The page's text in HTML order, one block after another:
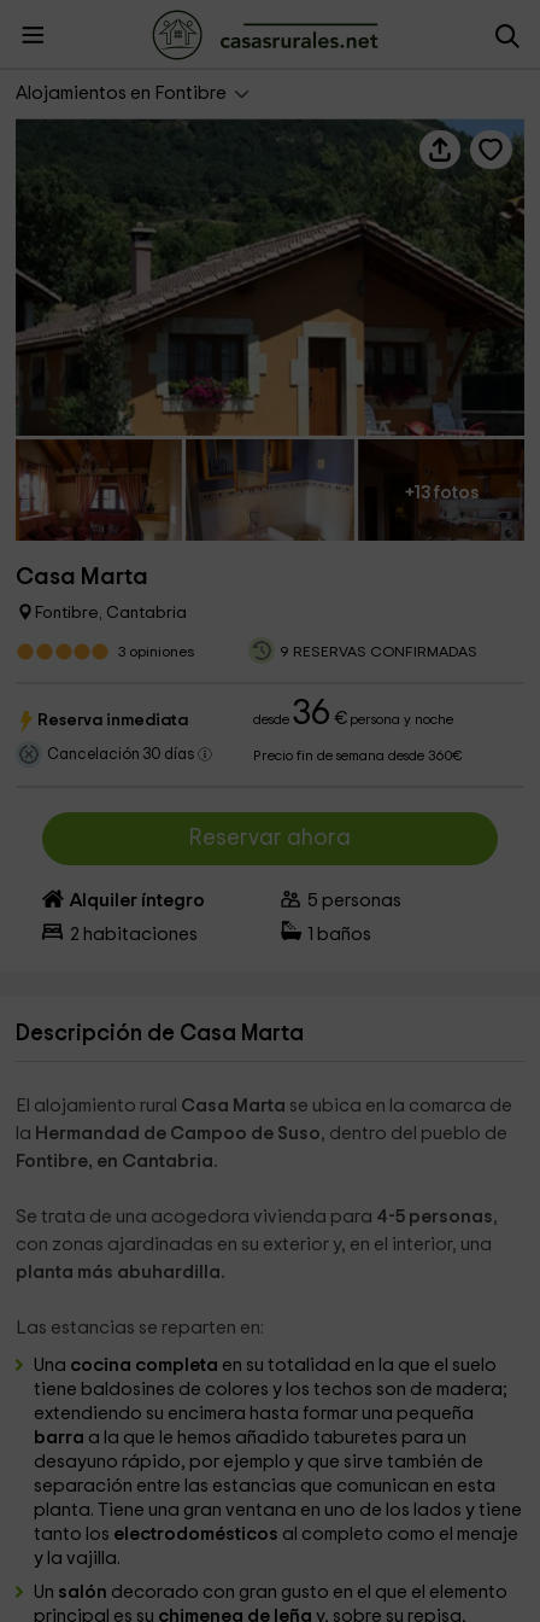
Alojamientos en Fontibre
+13 fotos
Casa Marta
Fontibre, Cantabria
3 opiniones 9 RESERVAS CONFIRMADAS
Reserva inmediata desde36 €persona y noche
Cancelación 30 días Precio fin de semana desde 360€
Reservar ahora
Alquiler íntegro 5 personas
2 habitaciones baños
Descripción de Casa Marta
El alojamiento rural Casa Marta se ubica en la comarca de
la Hermandad de Campoo de Suso, dentro del pueblo de
Fontibre, en Cantabria.
Se trata de una acogedora vivienda para 4-5 personas,
con zonas ajardinadas en su exterior y, en el interior, una
planta más abuhardilla.
Las estancias se reparten en:
Una cocina completa en su totalidad en la que el suelo
tiene baldosines de colores y los techos son de madera;
extendiendo su encimera hasta formar una pequeña
barra a la que le hemos añadido taburetes para un
desayuno rápido, por ejemplo y que sirve también de
separación entre las estancias que comunican en esta
planta. Tiene una gran ventana en uno de los lados y tiene
tanto los electrodomésticos al completo como el menaje
y la vajilla.
Un salón decorado con gran gusto en el que el elemento
principal es su chimenea de leña y, sobre su repisa,